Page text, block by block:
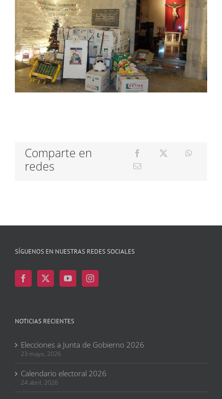
Comparte en
redes
SÍGUENOS EN NUESTRAS REDES SOCIALES
NOTICIAS RECIENTES
Elecciones a Junta de Gobierno 2026
23 mayo, 2026
Calendario electoral 2026
24 abril, 2026